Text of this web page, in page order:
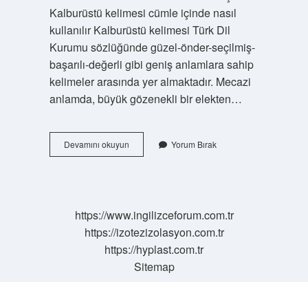
Kalburüstü kelimesi cümle içinde nasıl
kullanılır Kalburüstü kelimesi Türk Dil
Kurumu sözlüğünde güzel-önder-seçilmiş-
başarılı-değerli gibi geniş anlamlara sahip
kelimeler arasında yer almaktadır. Mecazi
anlamda, büyük gözenekli bir elekten…
Devamını okuyunKalburlamak
Ne
Yorum Bırak
https://www.ingilizceforum.com.tr
https://izotezizolasyon.com.tr
https://hyplast.com.tr
Sitemap